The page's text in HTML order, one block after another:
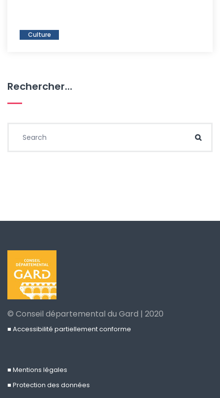
Culture
Rechercher…
© Conseil départemental du Gard | 2020
■ Accessibilité partiellement conforme
■ Mentions légales
■ Protection des données